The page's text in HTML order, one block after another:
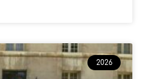
2026